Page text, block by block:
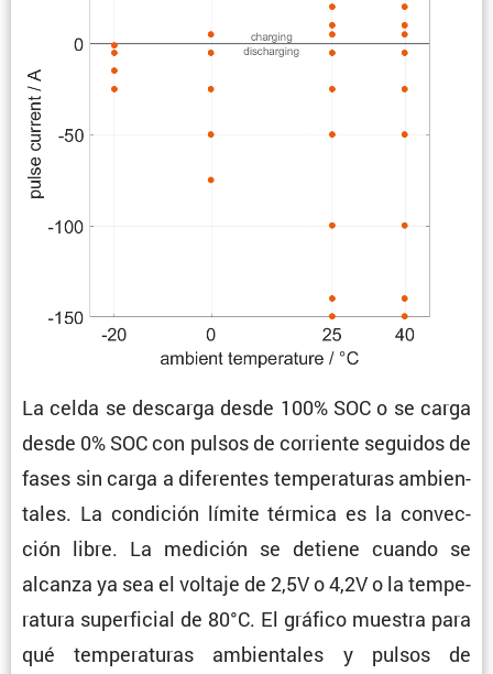
La celda se descarga desde 100% SOC o se carga
desde 0% SOC con pulsos de corriente seguidos de
fases sin carga a diferentes tempe­ra­turas ambien­
tales. La condi­ción límite térmica es la convec­
ción libre. La medición se detiene cuando se
alcanza ya sea el voltaje de 2,5V o 4,2V o la tempe­
ra­tura super­fi­cial de 80°C. El gráfico muestra para
qué tempe­ra­turas ambien­tales y pulsos de